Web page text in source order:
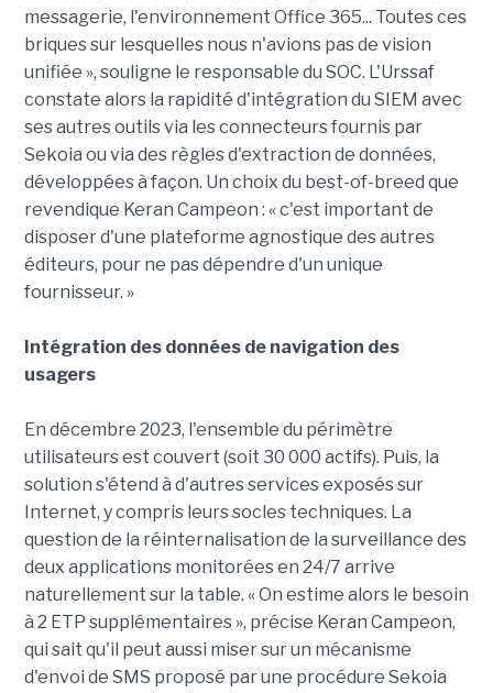
messagerie, l'environnement Office 365... Toutes ces
briques sur lesquelles nous n'avions pas de vision
unifiée », souligne le responsable du SOC. L'Urssaf
constate alors la rapidité d'intégration du SIEM avec
ses autres outils via les connecteurs fournis par
Sekoia ou via des règles d'extraction de données,
développées à façon. Un choix du best-of-breed que
revendique Keran Campeon : « c'est important de
disposer d'une plateforme agnostique des autres
éditeurs, pour ne pas dépendre d'un unique
fournisseur. »
Intégration des données de navigation des
usagers
En décembre 2023, l'ensemble du périmètre
utilisateurs est couvert (soit 30 000 actifs). Puis, la
solution s'étend à d'autres services exposés sur
Internet, y compris leurs socles techniques. La
question de la réinternalisation de la surveillance des
deux applications monitorées en 24/7 arrive
naturellement sur la table. « On estime alors le besoin
à 2 ETP supplémentaires », précise Keran Campeon,
qui sait qu'il peut aussi miser sur un mécanisme
d'envoi de SMS proposé par une procédure Sekoia